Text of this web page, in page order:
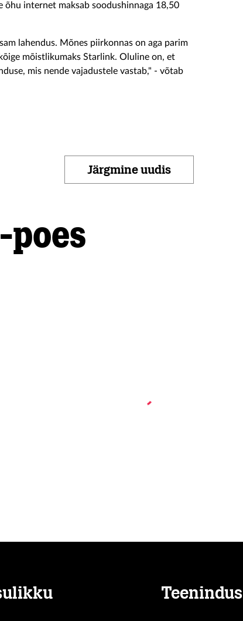
internet maksab soodushinnaga 18,50
lahendus. Mõnes piirkonnas on aga parim
mõistlikumaks Starlink. Oluline on, et
mis nende vajadustele vastab," - võtab
Järgmine uudis
poes
Teenindus